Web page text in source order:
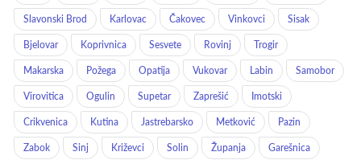
Slavonski Brod Karlovac Čakovec Vinkovci Sisak
Bjelovar Koprivnica Sesvete Rovinj Trogir
Makarska Požega Opatija Vukovar Labin Samobor
Virovitica Ogulin Supetar Zaprešić Imotski
Crikvenica Kutina Jastrebarsko Metković Pazin
Zabok Sinj Križevci Solin Županja Garešnica